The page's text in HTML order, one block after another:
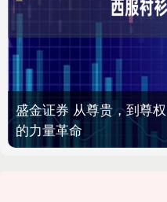
盛金证券 从尊贵，到尊
的力量革命